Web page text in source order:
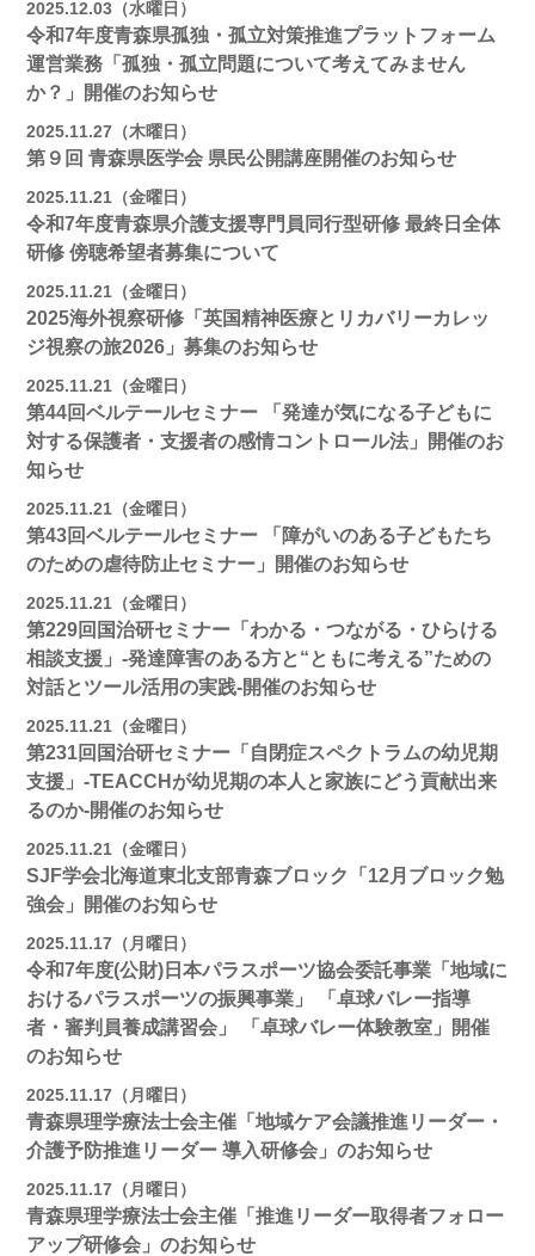
2025.12.03（水曜日）
令和7年度青森県孤独・孤立対策推進プラットフォーム
運営業務「孤独・孤立問題について考えてみません
か？」開催のお知らせ
2025.11.27（木曜日）
第９回 青森県医学会 県民公開講座開催のお知らせ
2025.11.21（金曜日）
令和7年度青森県介護支援専門員同行型研修 最終日全体
研修 傍聴希望者募集について
2025.11.21（金曜日）
2025海外視察研修「英国精神医療とリカバリーカレッ
ジ視察の旅2026」募集のお知らせ
2025.11.21（金曜日）
第44回ベルテールセミナー 「発達が気になる子どもに
対する保護者・支援者の感情コントロール法」開催のお
知らせ
2025.11.21（金曜日）
第43回ベルテールセミナー 「障がいのある子どもたち
のための虐待防止セミナー」開催のお知らせ
2025.11.21（金曜日）
第229回国治研セミナー「わかる・つながる・ひらける
相談支援」-発達障害のある方と“ともに考える”ための
対話とツール活用の実践-開催のお知らせ
2025.11.21（金曜日）
第231回国治研セミナー「自閉症スペクトラムの幼児期
支援」-TEACCHが幼児期の本人と家族にどう貢献出来
るのか-開催のお知らせ
2025.11.21（金曜日）
SJF学会北海道東北支部青森ブロック「12月ブロック勉
強会」開催のお知らせ
2025.11.17（月曜日）
令和7年度(公財)日本パラスポーツ協会委託事業「地域に
おけるパラスポーツの振興事業」 「卓球バレー指導
者・審判員養成講習会」 「卓球バレー体験教室」開催
のお知らせ
2025.11.17（月曜日）
青森県理学療法士会主催「地域ケア会議推進リーダー・
介護予防推進リーダー 導入研修会」のお知らせ
2025.11.17（月曜日）
青森県理学療法士会主催「推進リーダー取得者フォロー
アップ研修会」のお知らせ